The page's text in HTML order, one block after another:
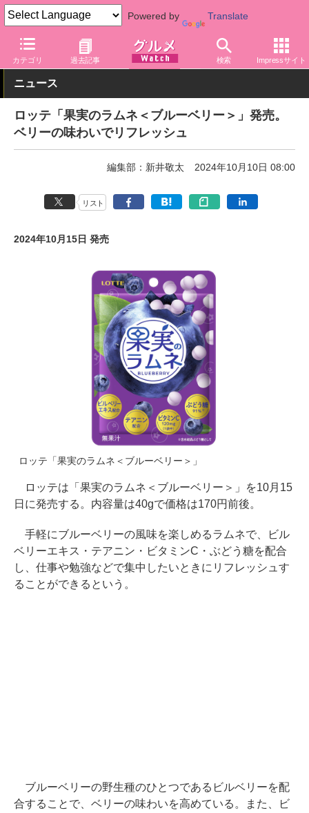
Powered by Translate
カテゴリ 過去記事 検索 Impressサイト
グルメ Watch メーカー 菓子 ロッテ
ニュース
ロッテ「果実のラムネ＜ブルーベリー＞」発売。
ベリーの味わいでリフレッシュ
編集部：新井敬太 2024年10月10日 08:00
リスト
2024年10月15日 発売
ロッテ「果実のラムネ＜ブルーベリー＞」
ロッテは「果実のラムネ＜ブルーベリー＞」を10月15
日に発売する。内容量は40gで価格は170円前後。
手軽にブルーベリーの風味を楽しめるラムネで、ビル
ベリーエキス・テアニン・ビタミンC・ぶどう糖を配合
し、仕事や勉強などで集中したいときにリフレッシュす
ることができるという。
ブルーベリーの野生種のひとつであるビルベリーを配
合することで、ベリーの味わいを高めている。また、ビ